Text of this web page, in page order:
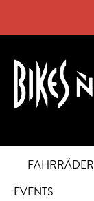
FAHRRÄDER
EVENTS